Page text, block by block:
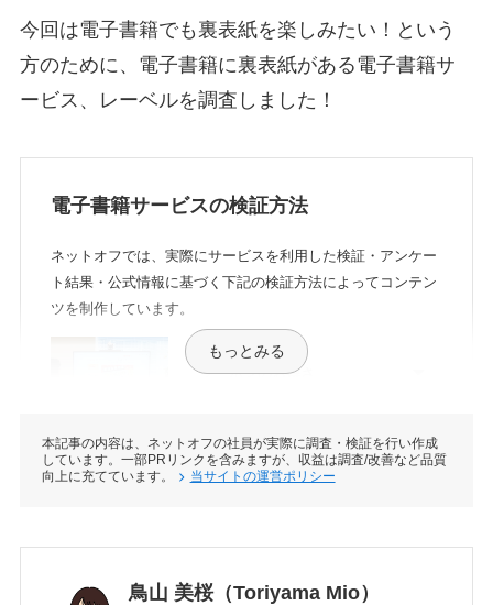
今回は電子書籍でも裏表紙を楽しみたい！という
方のために、電子書籍に裏表紙がある電子書籍サ
ービス、レーベルを調査しました！
電子書籍サービスの検証方法
ネットオフでは、実際にサービスを利用した検証・アンケー
ト結果・公式情報に基づく下記の検証方法によってコンテン
ツを制作しています。
クーポンのお得さ
プランの種類
作品の充実度
もっとみる
本記事の内容は、ネットオフの社員が実際に調査・検証を行い作成
しています。一部PRリンクを含みますが、収益は調査/改善など品質
向上に充てています。
当サイトの運営ポリシー
鳥山 美桜（Toriyama Mio）